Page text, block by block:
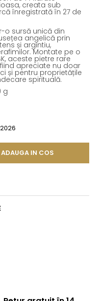
creata sub
înregistrată în 27 de
o sursă unică din
angelică prin
și argintiu,
Montate pe o
aceste pietre rare
apreciate nu doar
și pentru proprietățile
spirituală.
g
ADAUGA IN COS